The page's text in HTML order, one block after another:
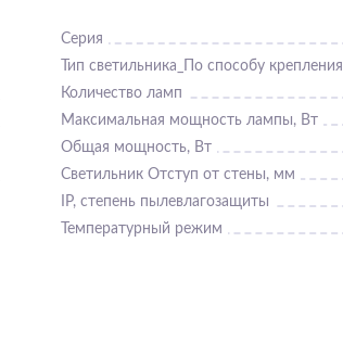
Серия
Тип светильника_По способу крепления
Количество ламп
Максимальная мощность лампы, Вт
Общая мощность, Вт
Светильник Отступ от стены, мм
IP, степень пылевлагозащиты
Температурный режим